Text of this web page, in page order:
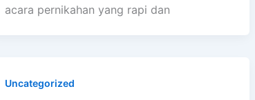
acara pernikahan yang rapi dan
Uncategorized